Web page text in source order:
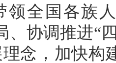
领全国各族
、协调推进“
念，加快构